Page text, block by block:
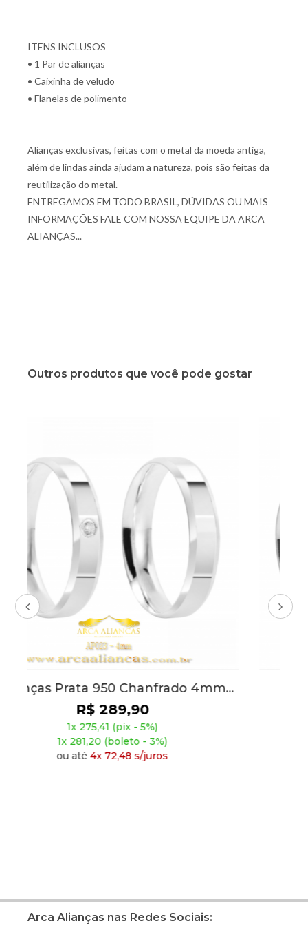
ITENS INCLUSOS
• 1 Par de alianças
• Caixinha de veludo
• Flanelas de polimento
Alianças exclusivas, feitas com o metal da moeda antiga,
além de lindas ainda ajudam a natureza, pois são feitas da
reutilização do metal.
ENTREGAMOS EM TODO BRASIL, DÚVIDAS OU MAIS
INFORMAÇÕES FALE COM NOSSA EQUIPE DA ARCA
ALIANÇAS...
Outros produtos que você pode gostar
Alianças Prata 950 Zircônia 4mm
AP001
R$ 209,90
1x 199,41 (pix - 5%)
1x 203,60 (boleto - 3%)
ou até 4x 52,48 s/juros
Arca Alianças nas Redes Sociais: